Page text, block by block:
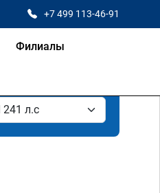
+7 499 113-46-91
Филиалы